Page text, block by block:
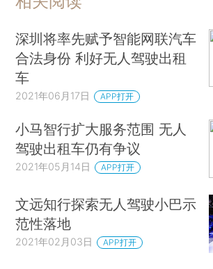
深圳将率先赋予智能网联汽车
合法身份 利好无人驾驶出租
车
2021年06月17日 APP打开
小马智行扩大服务范围 无人
驾驶出租车仍有争议
2021年05月14日 APP打开
文远知行探索无人驾驶小巴示
范性落地
2021年02月03日 APP打开